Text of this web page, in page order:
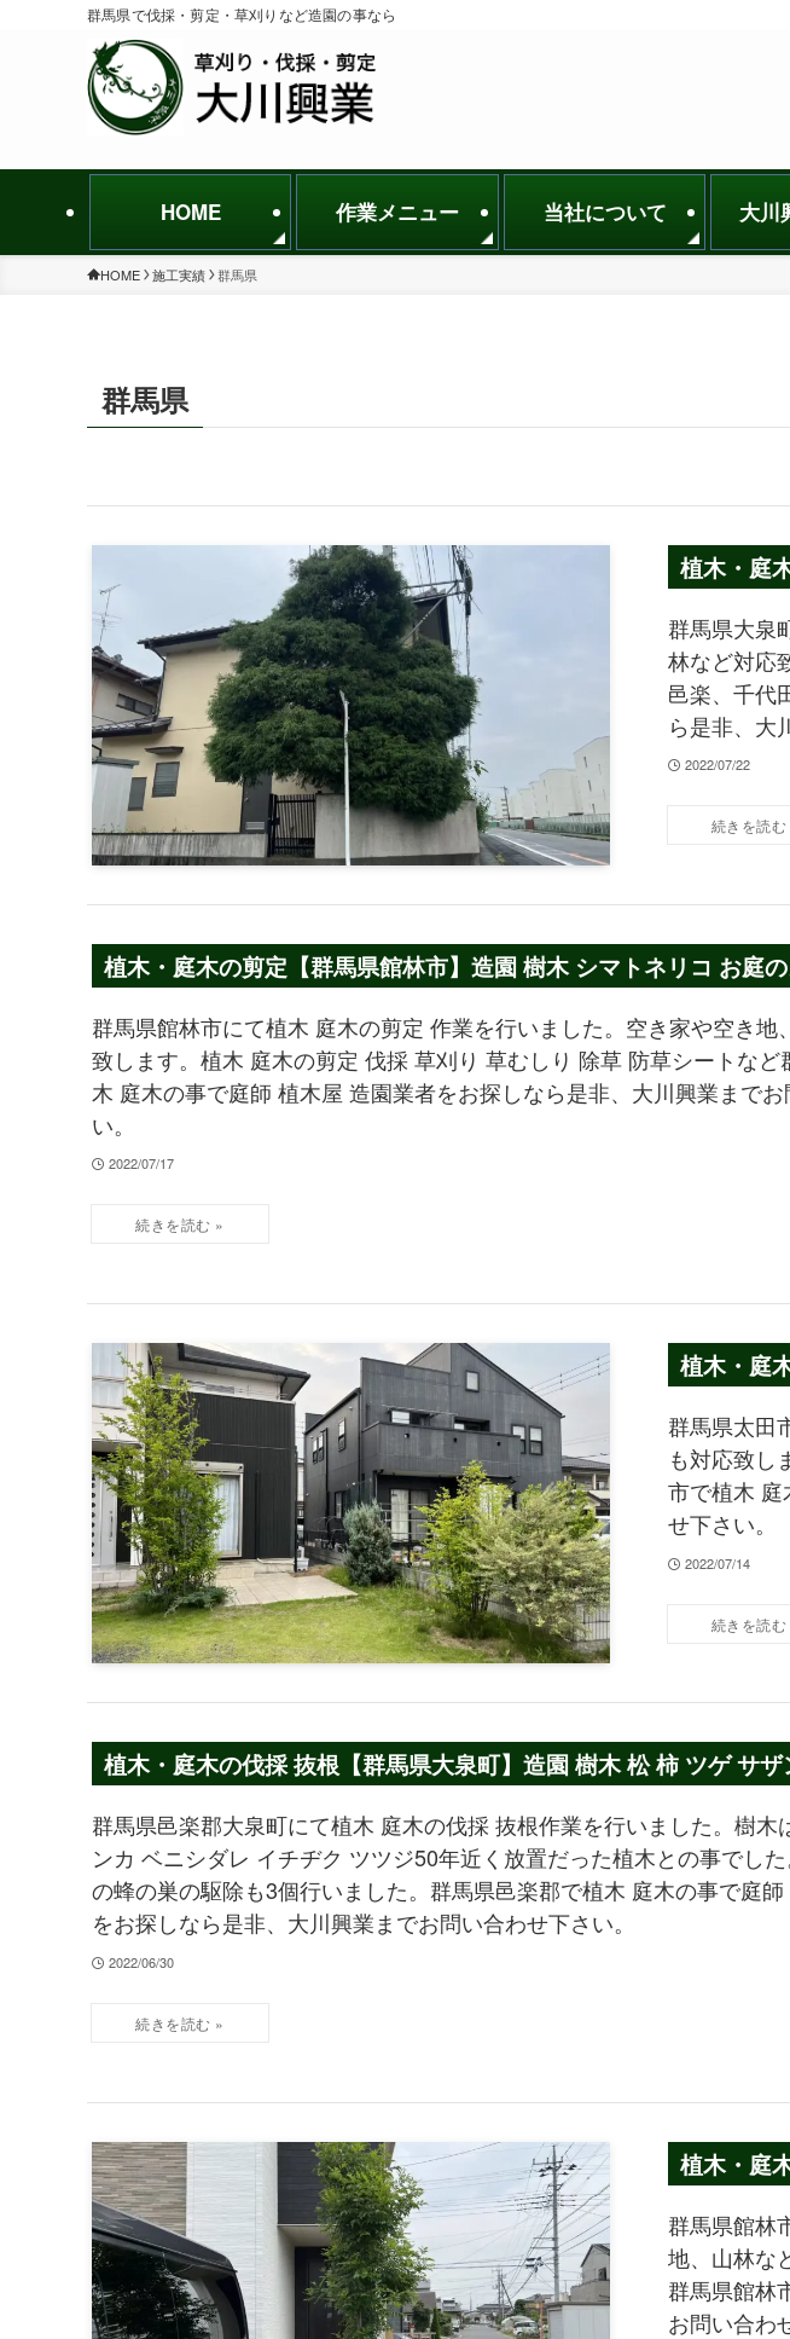
群馬県で伐採・剪定・草刈りなど造園の事なら
HOME 作業メニュー 当社について 大川
HOME 施工実績 群馬県
群馬県
植木・庭
群馬県大泉
林など対応
邑楽、千代
ら是非、大
2022/07/22
植木・庭木の剪定【群馬県館林市】造園 樹木 シマトネリコ お庭
群馬県館林市にて植木 庭木の剪定 作業を行いました。空き家や空き地
致します。植木 庭木の剪定 伐採 草刈り 草むしり 除草 防草シートなど
木 庭木の事で庭師 植木屋 造園業者をお探しなら是非、大川興業までお
い。
2022/07/17
植木・庭
群馬県太田
も対応致し
市で植木
せ下さい。
2022/07/14
植木・庭木の伐採 抜根【群馬県大泉町】造園 樹木 松 柿 ツゲ サ
群馬県邑楽郡大泉町にて植木 庭木の伐採 抜根作業を行いました。樹木
ンカ ベニシダレ イチヂク ツツジ50年近く放置だった植木との事でし
の蜂の巣の駆除も3個行いました。群馬県邑楽郡で植木 庭木の事で庭
をお探しなら是非、大川興業までお問い合わせ下さい。
2022/06/30
植木・庭
敷き
群馬県館林
地、山林な
群馬県館林
お問い合わ